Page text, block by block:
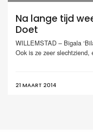
Na lange tijd
Doet
WILLEMSTAD – Bigala
Ook is ze zeer
21 MAART 2014